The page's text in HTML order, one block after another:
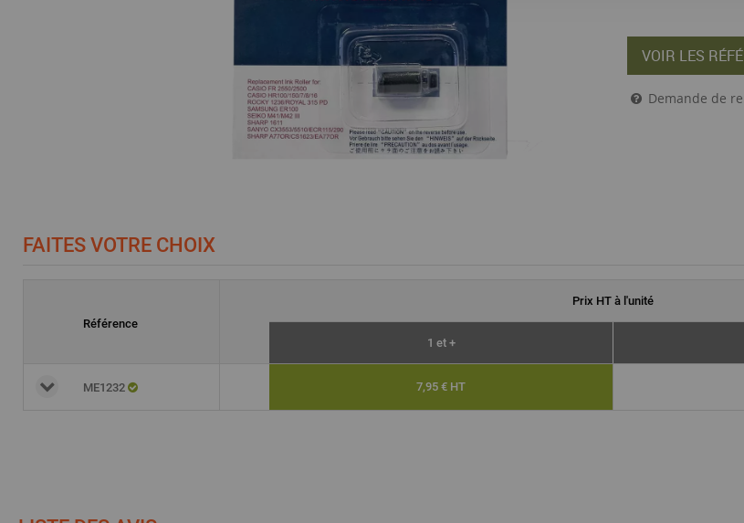
VOIR LES
Demande de
FAITES VOTRE CHOIX
Référence
Prix HT à l'unité
1 et +
ME1232 7,95 € HT